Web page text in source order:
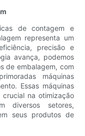
de contagem e
representa um
precisão e
avança, podemos
de embalagem, com
máquinas
Essas máquinas
na otimização
diversos setores,
seus produtos de